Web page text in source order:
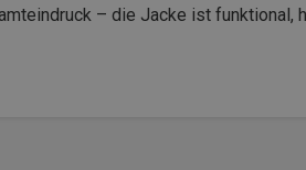
– die Jacke ist funktional,